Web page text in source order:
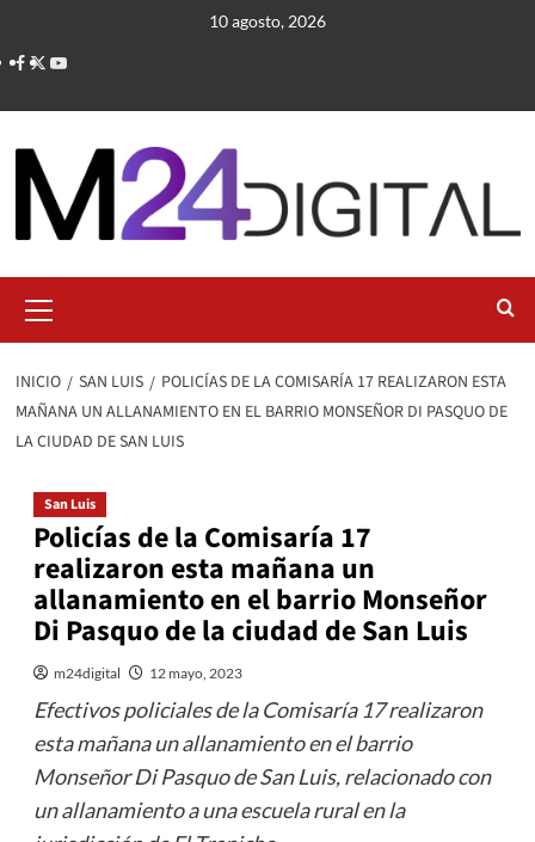
contenido
10 agosto, 2026
primario
INICIO SAN LUIS
POLICÍAS DE LA COMISARÍA 17 REALIZARON ESTA
MAÑANA UN ALLANAMIENTO EN EL BARRIO MONSEÑOR DI PASQUO DE
LA CIUDAD DE SAN LUIS
San Luis
Policías de la Comisaría 17
realizaron esta mañana un
allanamiento en el barrio Monseñor
Di Pasquo de la ciudad de San Luis
m24digital 12 mayo, 2023
Efectivos policiales de la Comisaría 17 realizaron
esta mañana un allanamiento en el barrio
Monseñor Di Pasquo de San Luis, relacionado con
un allanamiento a una escuela rural en la